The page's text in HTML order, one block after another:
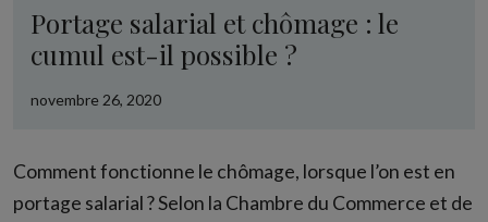
Portage salarial et chômage : le
cumul est-il possible ?
novembre 26, 2020
Comment fonctionne le chômage, lorsque l’on est en
portage salarial ? Selon la Chambre du Commerce et de